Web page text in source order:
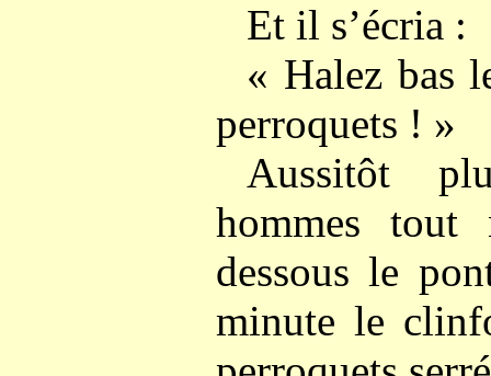
Et il s’écria :
« Halez bas
perroquets ! »
Aussitôt
hommes tout
dessous le
minute le